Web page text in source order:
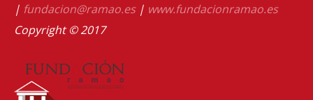
| fundacion@ramao.es| www.fundacionramao.es
Copyright © 2017